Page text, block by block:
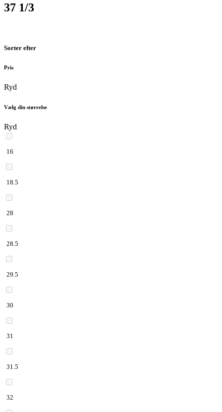
37 1/3
Sorter efter
Pris
Ryd
Vælg din størrelse
Ryd
16
18.5
28
28.5
29.5
30
31
31.5
32